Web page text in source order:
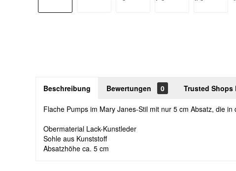
Beschreibung Bewertungen 0 Trusted Shops
Flache Pumps im Mary Janes-Stil mit nur 5 cm Absatz, die
Obermaterial Lack-Kunstleder
Sohle aus Kunststoff
Absatzhöhe ca. 5 cm